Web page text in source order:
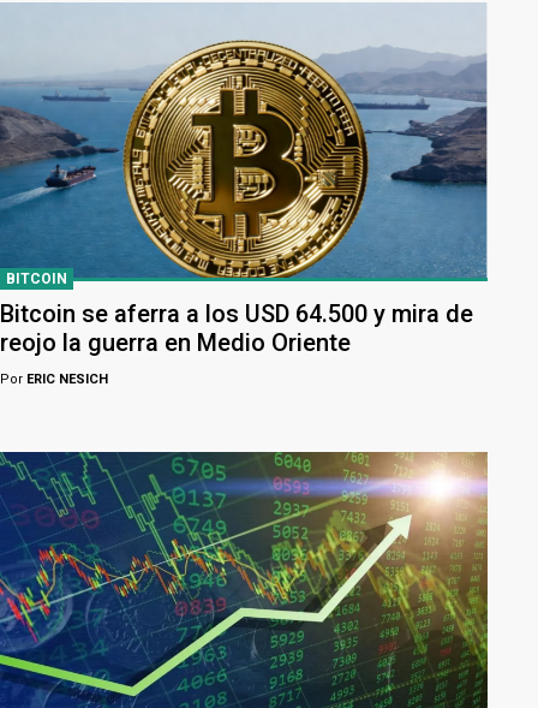
BITCOIN
Bitcoin se aferra a los USD 64.500 y mira de
reojo la guerra en Medio Oriente
Por ERIC NESICH